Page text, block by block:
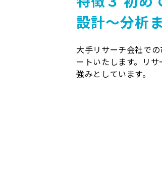
設計～分析
大手リサーチ会社で
ートいたします。リ
強みとしています。